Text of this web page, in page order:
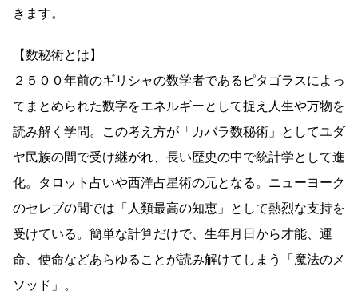
きます。
【数秘術とは】
２５００年前のギリシャの数学者であるピタゴラスによっ
てまとめられた数字をエネルギーとして捉え人生や万物を
読み解く学問。この考え方が「カバラ数秘術」としてユダ
ヤ民族の間で受け継がれ、長い歴史の中で統計学として進
化。タロット占いや西洋占星術の元となる。ニューヨーク
のセレブの間では「人類最高の知恵」として熱烈な支持を
受けている。簡単な計算だけで、生年月日から才能、運
命、使命などあらゆることが読み解けてしまう「魔法のメ
ソッド」。